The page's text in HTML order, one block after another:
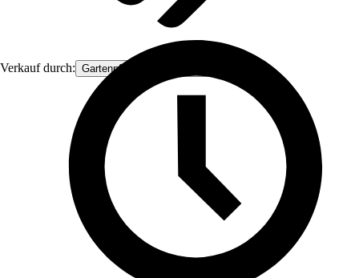
Verkauf durch: Gartenpflanzen Ammerland